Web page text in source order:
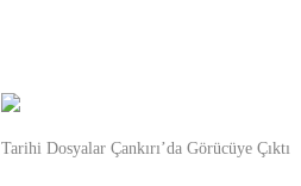
Tarihi Dosyalar Çankırı’da Görücüye Çıktı